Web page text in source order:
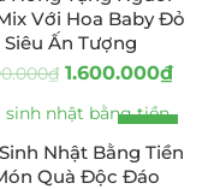
Với Hoa Baby Đỏ
Siêu Ấn Tượng
₫ 1.600.000₫
-20%
Nhật Bằng Tiền
Quà Độc Đáo